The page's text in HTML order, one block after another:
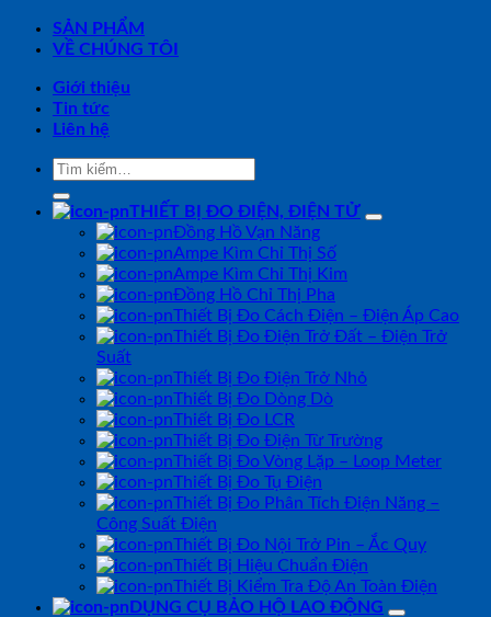
SẢN PHẨM
VỀ CHÚNG TÔI
Giới thiệu
Tin tức
Liên hệ
Tìm
THIẾT BỊ ĐO ĐIỆN, ĐIỆN TỬ
Đồng Hồ Vạn Năng
Ampe Kìm Chỉ Thị Số
Ampe Kìm Chỉ Thị Kim
Đồng Hồ Chỉ Thị Pha
Thiết Bị Đo Cách Điện – Điện Áp Cao
Thiết Bị Đo Điện Trở Đất – Điện Trở
Suất
Thiết Bị Đo Điện Trở Nhỏ
Thiết Bị Đo Dòng Dò
Thiết Bị Đo LCR
Thiết Bị Đo Điện Từ Trường
Thiết Bị Đo Vòng Lặp – Loop Meter
Thiết Bị Đo Tụ Điện
Thiết Bị Đo Phân Tích Điện Năng –
Công Suất Điện
Thiết Bị Đo Nội Trở Pin – Ắc Quy
Thiết Bị Hiệu Chuẩn Điện
Thiết Bị Kiểm Tra Độ An Toàn Điện
DỤNG CỤ BẢO HỘ LAO ĐỘNG